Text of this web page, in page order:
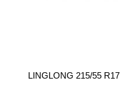
LINGLONG 215/55